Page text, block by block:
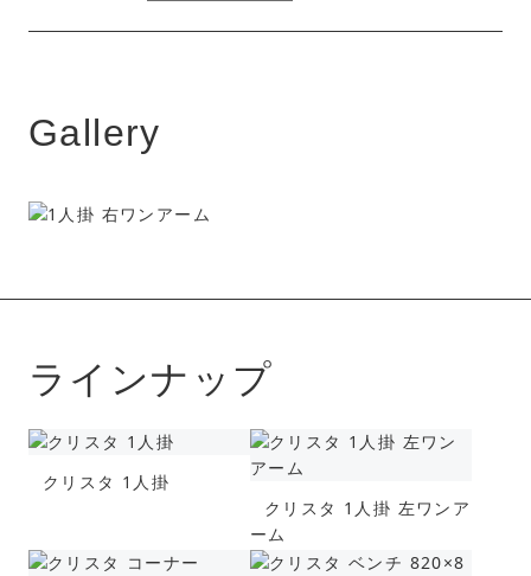
Gallery
ラインナップ
クリスタ 1人掛
クリスタ 1人掛 左ワンア
ーム